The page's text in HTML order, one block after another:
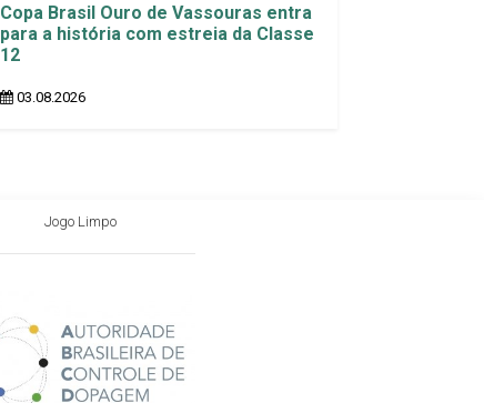
Copa Brasil Ouro de Vassouras entra
para a história com estreia da Classe
12
03.08.2026
Jogo Limpo